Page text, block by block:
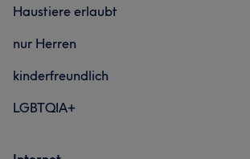
Haustiere erlaubt
nur Herren
kinderfreundlich
LGBTQIA+